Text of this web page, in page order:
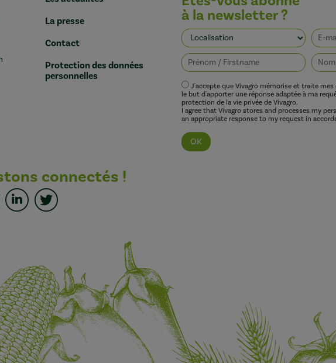
La presse
Contact
Protection des données
personnelles
connectés !
à la newsletter ?
J'accepte que Vivagro mémorise et traite
le but d'apporter une réponse adaptée à ma
protection de la vie privée de Vivagro.
I agree that Vivagro stores and processes my
an appropriate response to my request in